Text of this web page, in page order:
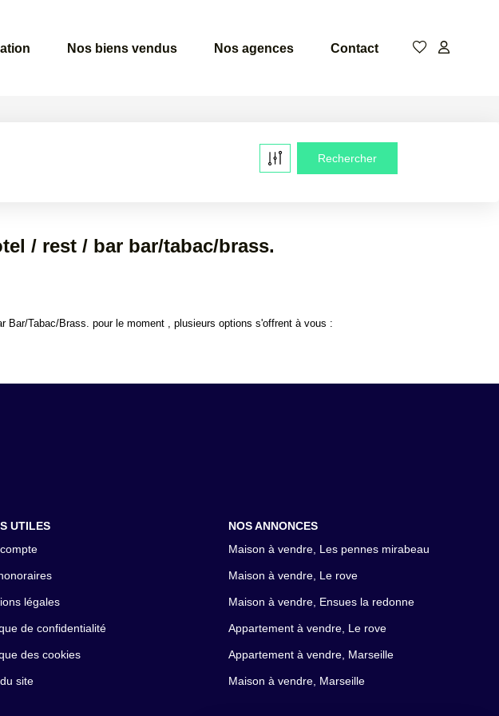
Nos biens vendus Nos agences Contact
/ rest / bar bar/tabac/brass.
Tabac/Brass. pour le moment , plusieurs options s'offrent à vous :
UTILES
légales
de confidentialité
des cookies
site
NOS ANNONCES
Maison à vendre, Les pennes mirabeau
Maison à vendre, Le rove
Maison à vendre, Ensues la redonne
Appartement à vendre, Le rove
Appartement à vendre, Marseille
Maison à vendre, Marseille